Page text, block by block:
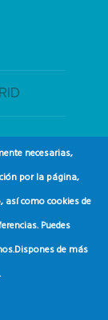
necesarias,
por la página,
como cookies de
Puedes
Dispones de más
.